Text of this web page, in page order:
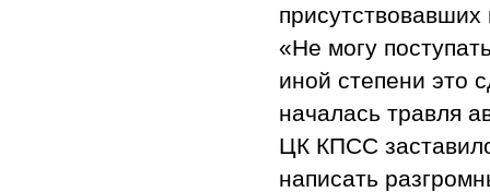
«Не могу
иной степени это
началась травля
ЦК КПСС
написать